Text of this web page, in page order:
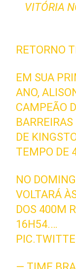
VITÓRIA
RETORNO
EM SUA
ANO,
CAMPEÃO
DE
TEMPO DE
NO
VOLTARÁ
DOS 400M
16H54.…